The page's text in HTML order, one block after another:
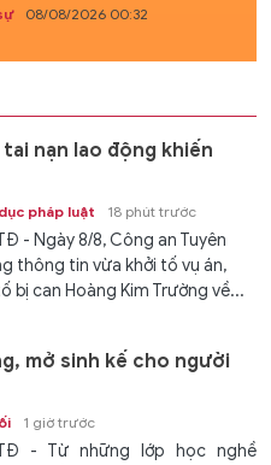
08/08/2026 00:32
nạn lao động khiến
pháp luật 18 phút trước
- Ngày 8/8, Công an Tuyên
thông tin vừa khởi tố vụ án,
bị can Hoàng Kim Trường về...
mở sinh kế cho người
1 giờ trước
- Từ những lớp học nghề